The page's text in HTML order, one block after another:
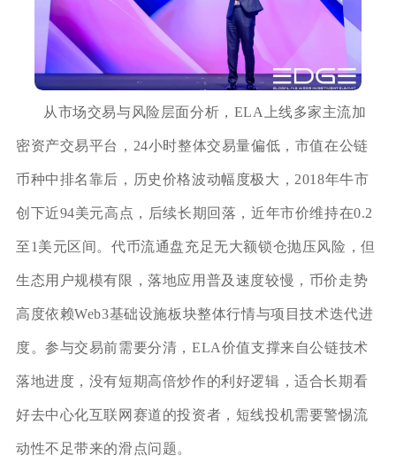
从市场交易与风险层面分析，ELA上线多家主流加
密资产交易平台，24小时整体交易量偏低，市值在公链
币种中排名靠后，历史价格波动幅度极大，2018年牛市
创下近94美元高点，后续长期回落，近年市价维持在0.2
至1美元区间。代币流通盘充足无大额锁仓抛压风险，但
生态用户规模有限，落地应用普及速度较慢，币价走势
高度依赖Web3基础设施板块整体行情与项目技术迭代进
度。参与交易前需要分清，ELA价值支撑来自公链技术
落地进度，没有短期高倍炒作的利好逻辑，适合长期看
好去中心化互联网赛道的投资者，短线投机需要警惕流
动性不足带来的滑点问题。